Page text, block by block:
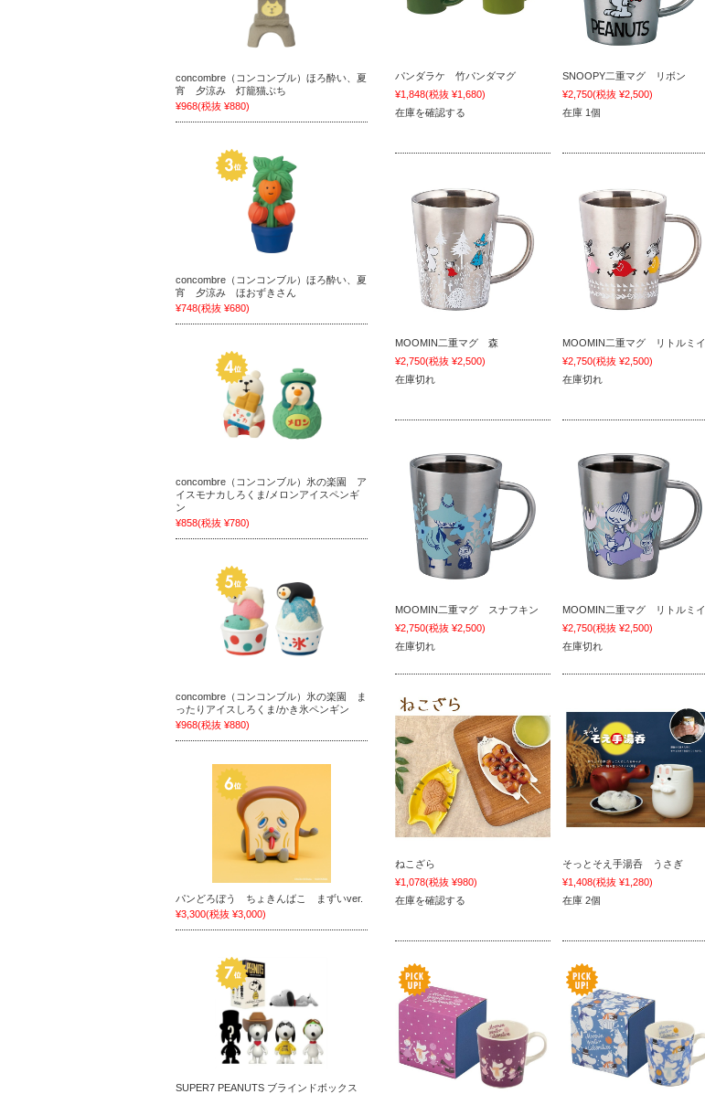
パンダラケ 竹パンダマグ
¥1,848(税抜 ¥1,680)
在庫を確認する
SNOOPY二重マグ リボン
¥2,750(税抜 ¥2,500)
在庫 1個
MOOMIN二重マグ 森
¥2,750(税抜 ¥2,500)
在庫切れ
MOOMIN二重マグ リトルミイ
¥2,750(税抜 ¥2,500)
在庫切れ
MOOMIN二重マグ スナフキン
¥2,750(税抜 ¥2,500)
在庫切れ
MOOMIN二重マグ リトルミイ
¥2,750(税抜 ¥2,500)
在庫切れ
ねこざら
¥1,078(税抜 ¥980)
在庫を確認する
そっとそえ手湯呑 うさぎ
¥1,408(税抜 ¥1,280)
在庫 2個
concombre（コンコンブル）ほろ酔い、夏
宵 夕涼み 灯籠猫ぶち
¥968(税抜 ¥880)
concombre（コンコンブル）ほろ酔い、夏
宵 夕涼み ほおずきさん
¥748(税抜 ¥680)
concombre（コンコンブル）氷の楽園 ア
イスモナカしろくま/メロンアイスペンギ
ン
¥858(税抜 ¥780)
concombre（コンコンブル）氷の楽園 ま
ったりアイスしろくま/かき氷ペンギン
¥968(税抜 ¥880)
パンどろぼう ちょきんばこ まずいver.
¥3,300(税抜 ¥3,000)
SUPER7 PEANUTS ブラインドボックス